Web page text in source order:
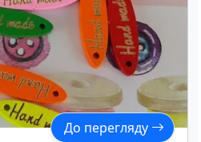
До перегляду